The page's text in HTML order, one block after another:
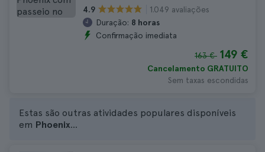
4.9
1.049 avaliações
Duração: 8 horas
Confirmação imediata
163 € 149 €
Cancelamento GRATUITO
Sem taxas escondidas
Estas são outras atividades populares disponíveis
em Phoenix...